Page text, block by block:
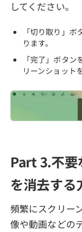
してください。
「切り取り」
ります。
「完了」ボタ
リーンショット
Part 3.不要
を消去する
頻繁にスクリー
像や動画などの